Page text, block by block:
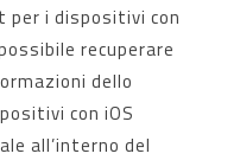
i dispositivi con
recuperare
dello
con iOS
all’interno del